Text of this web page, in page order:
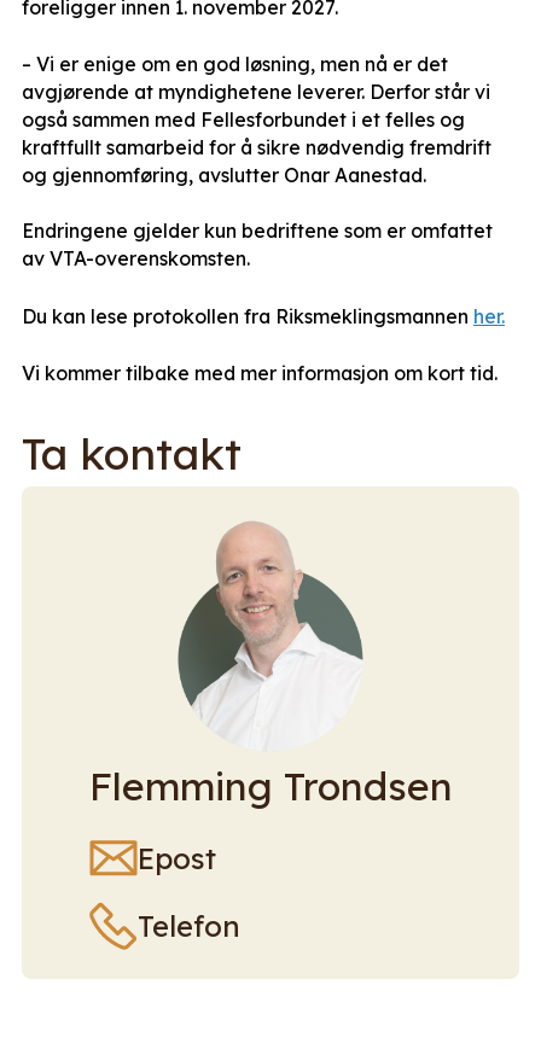
foreligger innen 1. november 2027.
– Vi er enige om en god løsning, men nå er det
avgjørende at myndighetene leverer. Derfor står vi
også sammen med Fellesforbundet i et felles og
kraftfullt samarbeid for å sikre nødvendig fremdrift
og gjennomføring, avslutter Onar Aanestad.
Endringene gjelder kun bedriftene som er omfattet
av VTA-overenskomsten.
Du kan lese protokollen fra Riksmeklingsmannen her.
Vi kommer tilbake med mer informasjon om kort tid.
Ta kontakt
Flemming Trondsen
Epost
Telefon